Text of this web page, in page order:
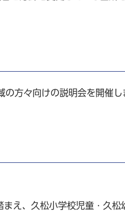
の方々向けの説明会を開催し
え、久松小学校児童・久松